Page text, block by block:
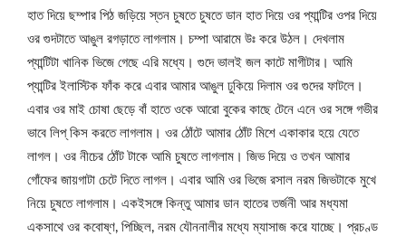
হাত দিয়ে ছম্পার পিঠ জড়িয়ে স্তন চুষতে চুষতে ডান হাত দিয়ে ওর প্যান্টির ওপর দিয়ে
ওর গুদটাতে আঙুল রগড়াতে লাগলাম। চম্পা আরামে উঃ করে উঠল। দেখলাম
প্যান্টিটা খানিক ভিজে গেছে এরি মধ্যে। গুদে ভালই জল কাটে মাগীটার। আমি
প্যান্টির ইলাস্টিক ফাঁক করে এবার আমার আঙুল ঢুকিয়ে দিলাম ওর গুদের ফাটলে।
এবার ওর মাই চোষা ছেড়ে বাঁ হাতে ওকে আরো বুকের কাছে টেনে এনে ওর সঙ্গে গভীর
ভাবে লিপ্ কিস করতে লাগলাম। ওর ঠোঁটে আমার ঠোঁট মিশে একাকার হয়ে যেতে
লাগল। ওর নীচের ঠোঁট টাকে আমি চুষতে লাগলাম। জিভ দিয়ে ও তখন আমার
গোঁফের জায়গাটা চেটে দিতে লাগল। এবার আমি ওর ভিজে রসাল নরম জিভটাকে মুখে
নিয়ে চুষতে লাগলাম। একইসঙ্গে কিন্তু আমার ডান হাতের তর্জনী আর মধ্যমা
একসাথে ওর কবোষ্ণ, পিচ্ছিল, নরম যৌননালীর মধ্যে ম্যাসাজ করে যাচ্ছে। প্রচণ্ড